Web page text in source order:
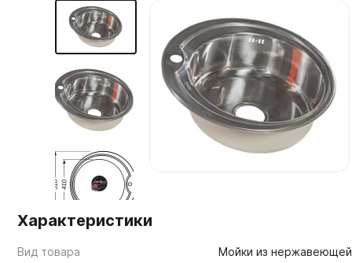
Мебельные образцы, каталоги
Характеристики
Вид товара Мойки из нержавеющей